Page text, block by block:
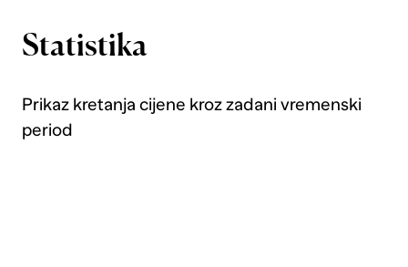
Statistika
Prikaz kretanja cijene kroz zadani vremenski
period